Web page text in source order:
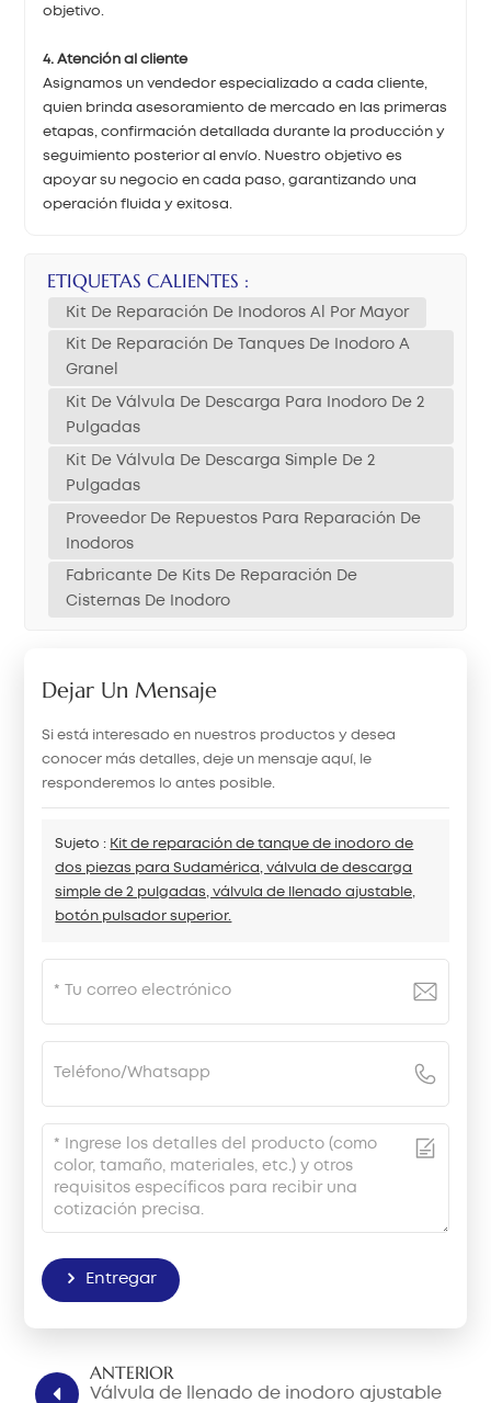
objetivo.
4. Atención al cliente
Asignamos un vendedor especializado a cada cliente,
quien brinda asesoramiento de mercado en las primeras
etapas, confirmación detallada durante la producción y
seguimiento posterior al envío. Nuestro objetivo es
apoyar su negocio en cada paso, garantizando una
operación fluida y exitosa.
ETIQUETAS CALIENTES :
Kit De Reparación De Inodoros Al Por Mayor
Kit De Reparación De Tanques De Inodoro A
Granel
Kit De Válvula De Descarga Para Inodoro De 2
Pulgadas
Kit De Válvula De Descarga Simple De 2
Pulgadas
Proveedor De Repuestos Para Reparación De
Inodoros
Fabricante De Kits De Reparación De
Cisternas De Inodoro
Dejar Un Mensaje
Si está interesado en nuestros productos y desea
conocer más detalles, deje un mensaje aquí, le
responderemos lo antes posible.
Sujeto : Kit de reparación de tanque de inodoro de
dos piezas para Sudamérica, válvula de descarga
simple de 2 pulgadas, válvula de llenado ajustable,
botón pulsador superior.
Entregar
ANTERIOR
Válvula de llenado de inodoro ajustable